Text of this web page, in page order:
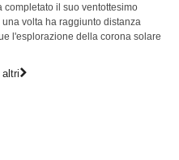
completato il suo ventottesimo
volta ha raggiunto distanza
l'esplorazione della corona solare